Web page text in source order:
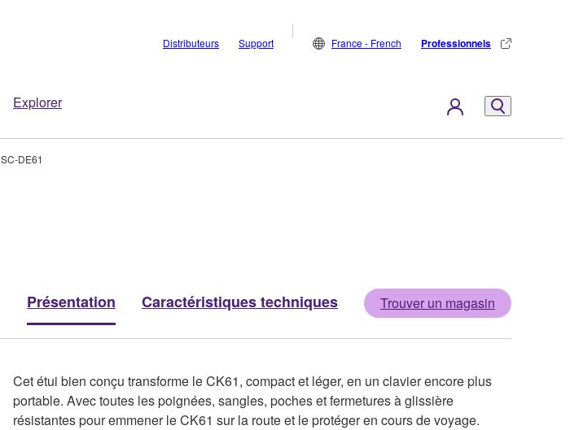
Explorer
Distributeurs Support France - French Professionnels
SC-DE61
Présentation Caractéristiques techniques Trouver un magasin
Cet étui bien conçu transforme le CK61, compact et léger, en un clavier encore plus
portable. Avec toutes les poignées, sangles, poches et fermetures à glissière
résistantes pour emmener le CK61 sur la route et le protéger en cours de voyage.